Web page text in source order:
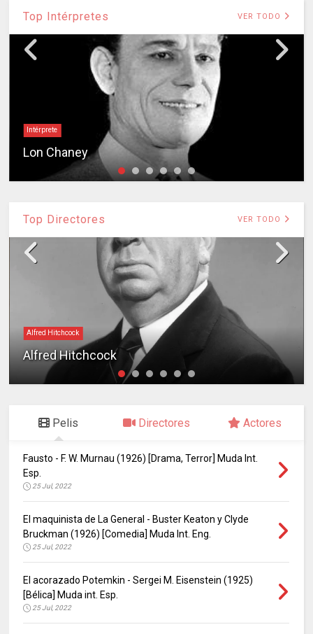
Top Intérpretes VER TODO
Intérprete
Lon Chaney
Top Directores VER TODO
Alfred Hitchcock
Alfred Hitchcock
Pelis Directores Actores
Fausto - F. W. Murnau (1926) [Drama, Terror] Muda Int.
Esp.
25 Jul, 2022
El maquinista de La General - Buster Keaton y Clyde
Bruckman (1926) [Comedia] Muda Int. Eng.
25 Jul, 2022
El acorazado Potemkin - Sergei M. Eisenstein (1925)
[Bélica] Muda int. Esp.
25 Jul, 2022